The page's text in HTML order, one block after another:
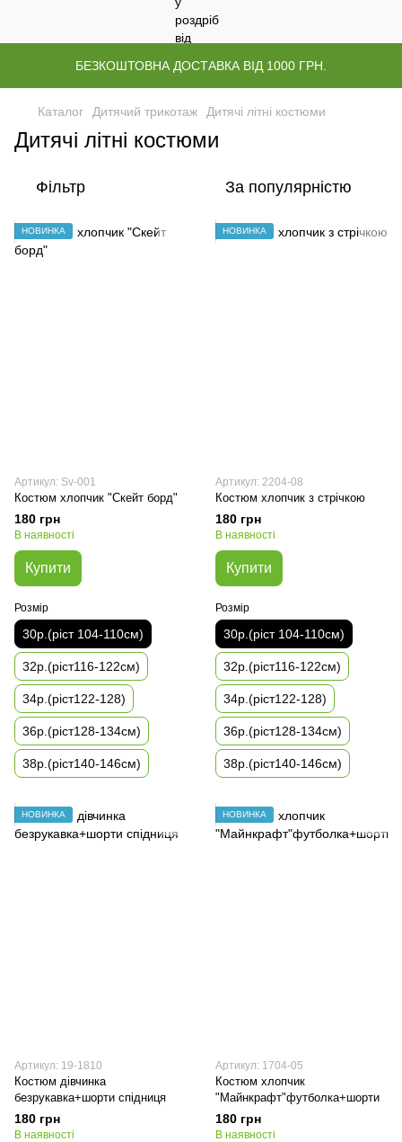
БЕЗКОШТОВНА ДОСТАВКА ВІД 1000 ГРН.
Каталог Дитячий трикотаж Дитячі літні костюми
Дитячі літні костюми
Фільтр За популярністю
НОВИНКА
Артикул: Sv-001
Костюм хлопчик "Скейт борд"
180 грн
В наявності
Купити
Розмір
30р.(ріст 104-110см)
32р.(ріст116-122см)
34р.(ріст122-128)
36р.(ріст128-134см)
38р.(ріст140-146см)
НОВИНКА
Артикул: 2204-08
Костюм хлопчик з стрічкою
180 грн
В наявності
Купити
Розмір
30р.(ріст 104-110см)
32р.(ріст116-122см)
34р.(ріст122-128)
36р.(ріст128-134см)
38р.(ріст140-146см)
НОВИНКА
Артикул: 19-1810
Костюм дівчинка
безрукавка+шорти спідниця
180 грн
В наявності
НОВИНКА
Артикул: 1704-05
Костюм хлопчик
"Майнкрафт"футболка+шорти
180 грн
В наявності